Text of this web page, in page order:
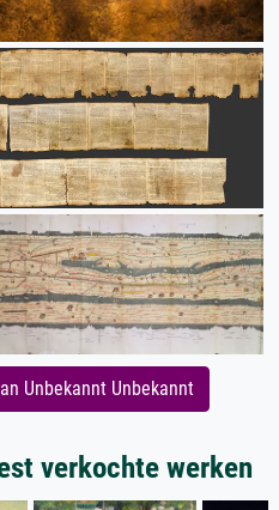
Unbekannt Unbekannt
verkochte werken